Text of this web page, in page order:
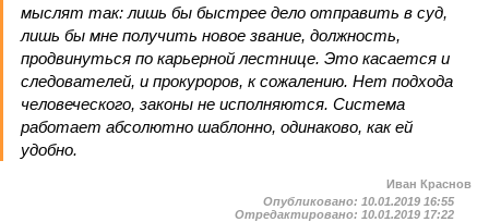
мыслят так: лишь бы быстрее дело отправить в суд,
лишь бы мне получить новое звание, должность,
продвинуться по карьерной лестнице. Это касается и
следователей, и прокуроров, к сожалению. Нет подхода
человеческого, законы не исполняются. Система
работает абсолютно шаблонно, одинаково, как ей
удобно.
Иван Краснов
Опубликовано: 10.01.2019 16:55
Отредактировано: 10.01.2019 17:22